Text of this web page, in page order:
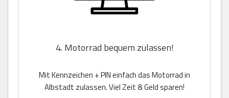
4. Motorrad bequem zulassen!
Mit Kennzeichen + PIN einfach das Motorrad in
Albstadt zulassen. Viel Zeit & Geld sparen!